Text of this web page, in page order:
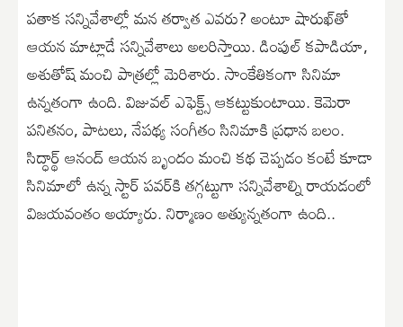
ప‌తాక స‌న్నివేశాల్లో మ‌న త‌ర్వాత ఎవ‌రు? అంటూ షారుఖ్‌తో
ఆయన మాట్లాడే స‌న్నివేశాలు అల‌రిస్తాయి. డింపుల్ క‌పాడియా,
అశుతోష్ మంచి పాత్రల్లో మెరిశారు. సాంకేతికంగా సినిమా
ఉన్నతంగా ఉంది. విజువ‌ల్ ఎఫెక్ట్స్ ఆక‌ట్టుకుంటాయి. కెమెరా
ప‌నిత‌నం, పాట‌లు, నేప‌థ్య సంగీతం సినిమాకి ప్రధాన బ‌లం.
సిద్ధార్థ్ ఆనంద్ ఆయ‌న బృందం మంచి క‌థ చెప్పడం కంటే కూడా
సినిమాలో ఉన్న స్టార్ ప‌వ‌ర్‌కి త‌గ్గట్టుగా స‌న్నివేశాల్ని రాయ‌డంలో
విజ‌య‌వంతం అయ్యారు. నిర్మాణం అత్యున్నతంగా ఉంది..